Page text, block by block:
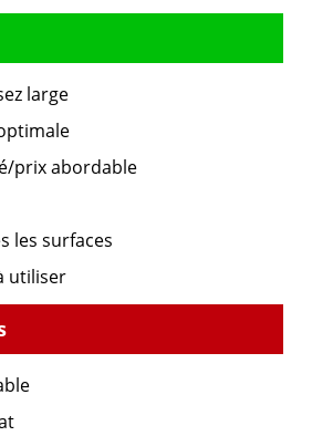
large
prix abordable
les surfaces
utiliser